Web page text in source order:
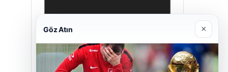
Enes Kaplan Avukatlık Bürosu
28/04/2026
Göz Atın ×